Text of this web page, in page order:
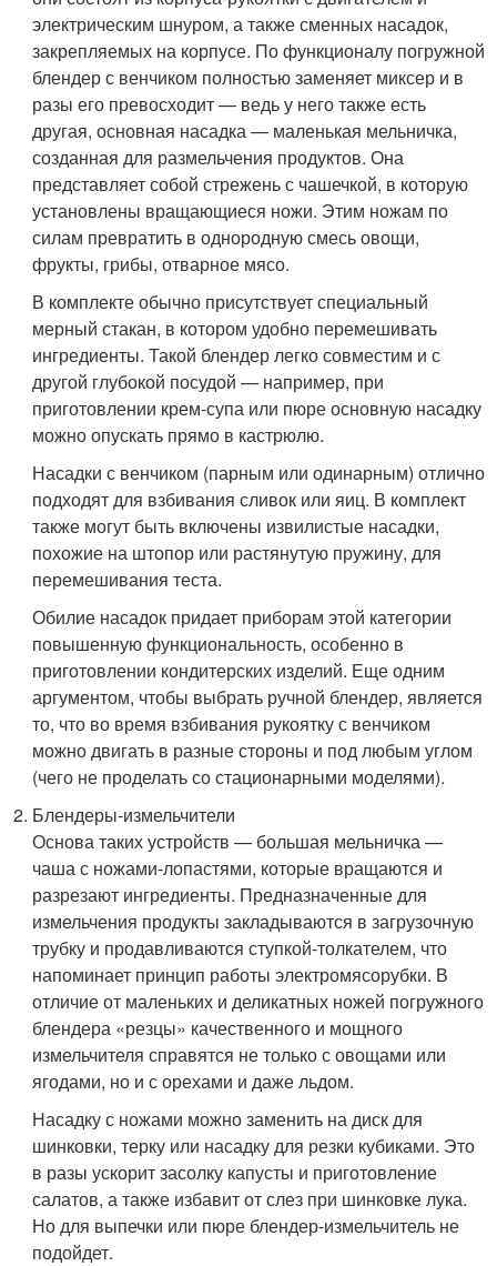
электрическим шнуром, а также сменных насадок,
закрепляемых на корпусе. По функционалу погружной
блендер с венчиком полностью заменяет миксер и в
разы его превосходит — ведь у него также есть
другая, основная насадка — маленькая мельничка,
созданная для размельчения продуктов. Она
представляет собой стрежень с чашечкой, в которую
установлены вращающиеся ножи. Этим ножам по
силам превратить в однородную смесь овощи,
фрукты, грибы, отварное мясо.
В комплекте обычно присутствует специальный
мерный стакан, в котором удобно перемешивать
ингредиенты. Такой блендер легко совместим и с
другой глубокой посудой — например, при
приготовлении крем-супа или пюре основную насадку
можно опускать прямо в кастрюлю.
Насадки с венчиком (парным или одинарным) отлично
подходят для взбивания сливок или яиц. В комплект
также могут быть включены извилистые насадки,
похожие на штопор или растянутую пружину, для
перемешивания теста.
Обилие насадок придает приборам этой категории
повышенную функциональность, особенно в
приготовлении кондитерских изделий. Еще одним
аргументом, чтобы выбрать ручной блендер, является
то, что во время взбивания рукоятку с венчиком
можно двигать в разные стороны и под любым углом
(чего не проделать со стационарными моделями).
Блендеры-измельчители
Основа таких устройств — большая мельничка —
чаша с ножами-лопастями, которые вращаются и
разрезают ингредиенты. Предназначенные для
измельчения продукты закладываются в загрузочную
трубку и продавливаются ступкой-толкателем, что
напоминает принцип работы электромясорубки. В
отличие от маленьких и деликатных ножей погружного
блендера «резцы» качественного и мощного
измельчителя справятся не только с овощами или
ягодами, но и с орехами и даже льдом.
Насадку с ножами можно заменить на диск для
шинковки, терку или насадку для резки кубиками. Это
в разы ускорит засолку капусты и приготовление
салатов, а также избавит от слез при шинковке лука.
Но для выпечки или пюре блендер-измельчитель не
подойдет.